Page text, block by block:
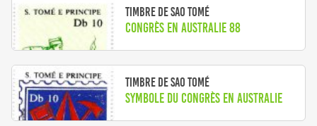
Timbre de Sao Tomé
Congrès en Australie 88
Timbre de Sao Tomé
Symbole du congrès en Australie